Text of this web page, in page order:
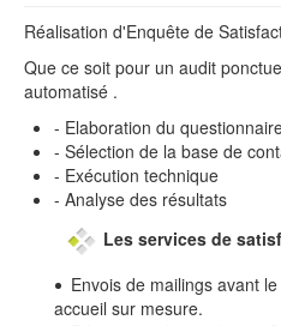
Réalisation d'Enquête de
Que ce soit pour un audit
automatisé .
- Elaboration du
- Sélection de la base de
- Exécution technique
- Analyse des résultats
Les services de
Envois de mailings avant
accueil sur mesure.